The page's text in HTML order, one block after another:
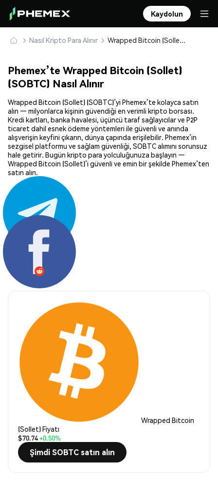
Kaydolun
Nasıl Kripto Para Alınır Wrapped Bitcoin (Sollet) (SOBTC) Güvenle Satın Alın ve Saklayın
Phemex’te Wrapped Bitcoin (Sollet)
(SOBTC) Nasıl Alınır
Wrapped Bitcoin (Sollet) (SOBTC)’yi Phemex’te kolayca satın
alın — milyonlarca kişinin güvendiği en verimli kripto borsası.
Kredi kartları, banka havalesi, üçüncü taraf sağlayıcılar ve P2P
ticaret dahil esnek ödeme yöntemleri ile güvenli ve anında
alışverişin keyfini çıkarın, dünya çapında erişilebilir. Phemex’in
sezgisel platformu ve sağlam güvenliği, SOBTC alımını sorunsuz
hale getirir. Bugün kripto para yolculuğunuza başlayın —
Wrapped Bitcoin (Sollet)’i güvenli ve emin bir şekilde Phemex’ten
satın alın.
Paylaş:
Wrapped Bitcoin
(Sollet) Fiyatı
$70.74+0.50%
Şimdi SOBTC satın alın